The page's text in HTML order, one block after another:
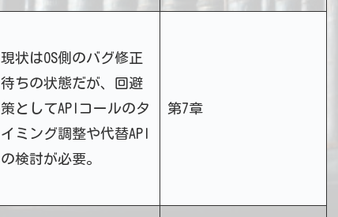
現状はOS側のバグ修正
待ちの状態だが、回避
策としてAPIコールのタ
イミング調整や代替API
の検討が必要。
第7章